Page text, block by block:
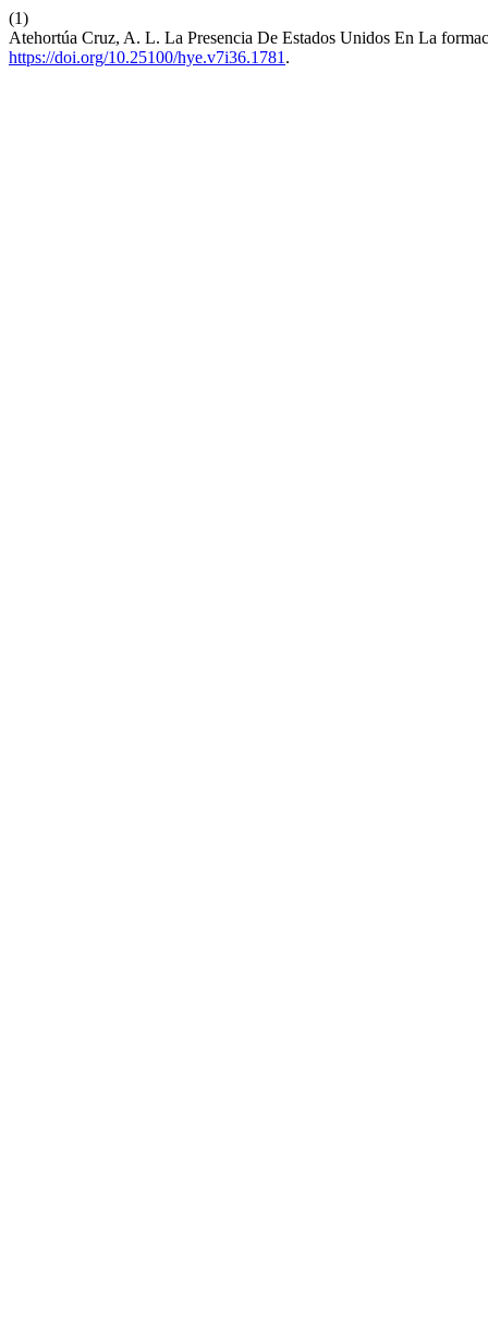
(1)
Atehortúa Cruz, A. L. La Presencia De Estados Unidos En La
https://doi.org/10.25100/hye.v7i36.1781 .